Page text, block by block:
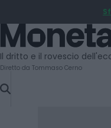
TO
CONTENT
Moneta
Il dritto e il rovescio
Diretto da Tommaso Cerno